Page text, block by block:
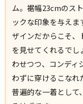
メディア・イベ
Youtube 古着屋
スタッフコーデ
ム。裾幅23cmのス
ックな印象を与え
ザインだからこそ、
を見せてくれるでし
わせつつ、コンディ
わずに穿けるこなれ
普遍的な一着として